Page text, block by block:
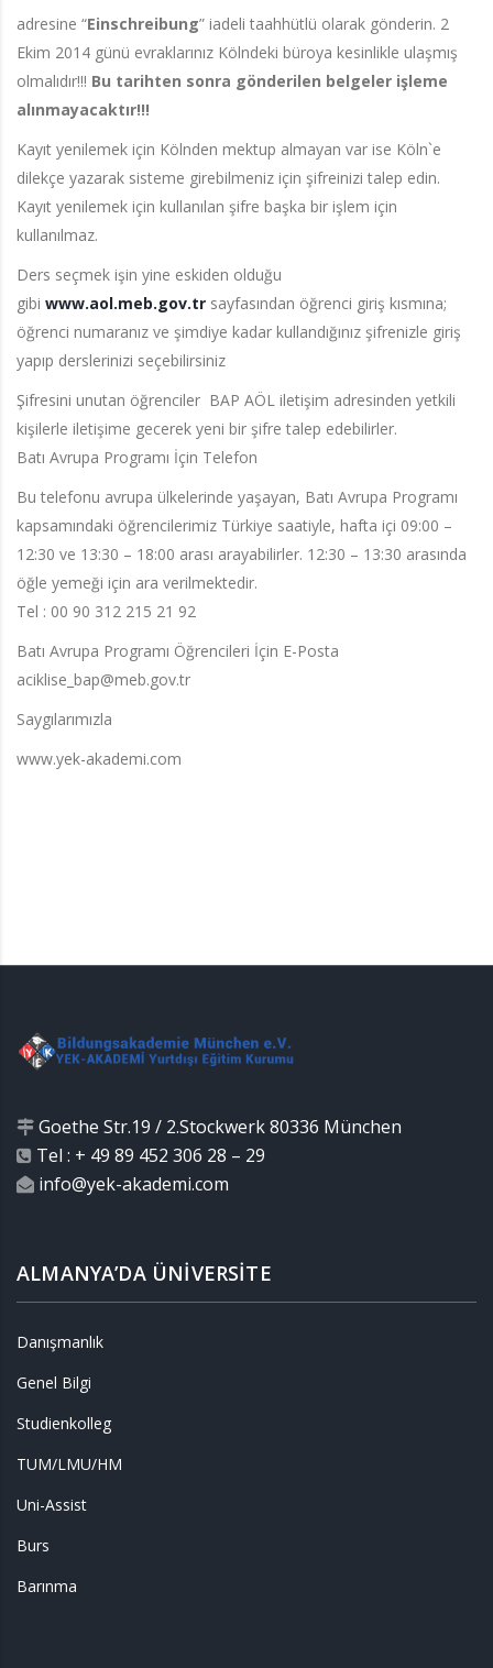
adresine “Einschreibung” iadeli taahhütlü olarak gönderin. 2
Ekim 2014 günü evraklarınız Kölndeki büroya kesinlikle ulaşmış
olmalıdır!!! Bu tarihten sonra gönderilen belgeler işleme
alınmayacaktır!!!
Kayıt yenilemek için Kölnden mektup almayan var ise Köln`e
dilekçe yazarak sisteme girebilmeniz için şifreinizi talep edin.
Kayıt yenilemek için kullanılan şifre başka bir işlem için
kullanılmaz.
Ders seçmek işin yine eskiden olduğu
gibi www.aol.meb.gov.tr sayfasından öğrenci giriş kısmına;
öğrenci numaranız ve şimdiye kadar kullandığınız şifrenizle giriş
yapıp derslerinizi seçebilirsiniz
Şifresini unutan öğrenciler BAP AÖL iletişim adresinden yetkili
kişilerle iletişime gecerek yeni bir şifre talep edebilirler.
Batı Avrupa Programı İçin Telefon
Bu telefonu avrupa ülkelerinde yaşayan, Batı Avrupa Programı
kapsamındaki öğrencilerimiz Türkiye saatiyle, hafta içi 09:00 –
12:30 ve 13:30 – 18:00 arası arayabilirler. 12:30 – 13:30 arasında
öğle yemeği için ara verilmektedir.
Tel : 00 90 312 215 21 92
Batı Avrupa Programı Öğrencileri İçin E-Posta
aciklise_bap@meb.gov.tr
Saygılarımızla
www.yek-akademi.com
Goethe Str.19 / 2.Stockwerk 80336 München
Tel : + 49 89 452 306 28 – 29
info@yek-akademi.com
ALMANYA’DA ÜNİVERSİTE
Danışmanlık
Genel Bilgi
Studienkolleg
TUM/LMU/HM
Uni-Assist
Burs
Barınma